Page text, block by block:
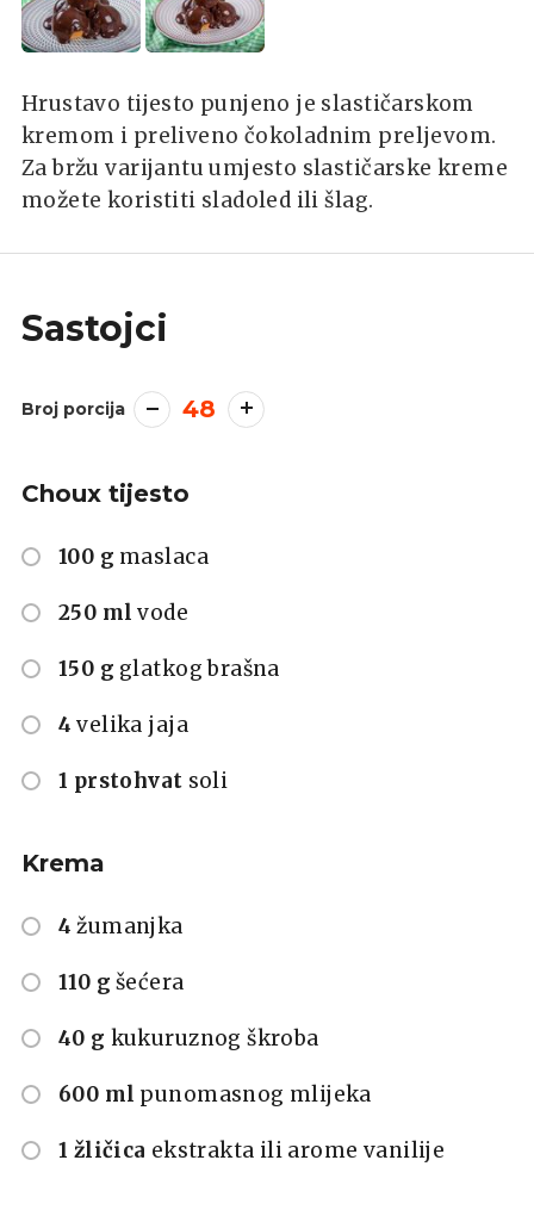
Hrustavo tijesto punjeno je slastičarskom
kremom i preliveno čokoladnim preljevom.
Za bržu varijantu umjesto slastičarske kreme
možete koristiti sladoled ili šlag.
Sastojci
Broj porcija 48
Choux tijesto
100 g maslaca
250 ml vode
150 g glatkog brašna
4 velika jaja
1 prstohvat soli
Krema
4 žumanjka
110 g šećera
40 g kukuruznog škroba
600 ml punomasnog mlijeka
1 žličica ekstrakta ili arome vanilije